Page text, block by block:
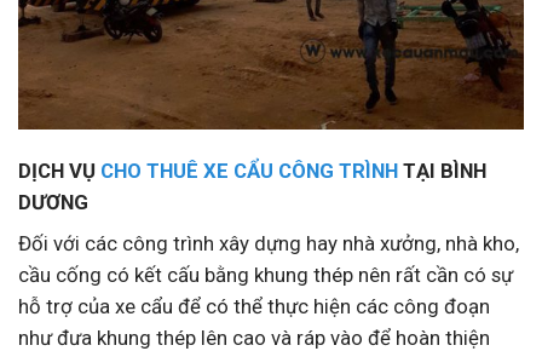
DỊCH VỤ CHO THUÊ XE CẨU CÔNG TRÌNH TẠI BÌNH
DƯƠNG
Đối với các công trình xây dựng hay nhà xưởng, nhà kho,
cầu cống có kết cấu bằng khung thép nên rất cần có sự
hỗ trợ của xe cẩu để có thể thực hiện các công đoạn
như đưa khung thép lên cao và ráp vào để hoàn thiện